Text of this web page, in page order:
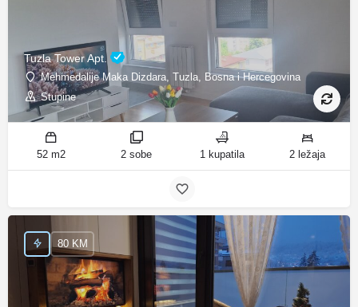
Tuzla Tower Apt.
Mehmedalije Maka Dizdara, Tuzla, Bosna i Hercegovina
Stupine
52 m2 2 sobe 1 kupatila 2 ležaja
80 KM